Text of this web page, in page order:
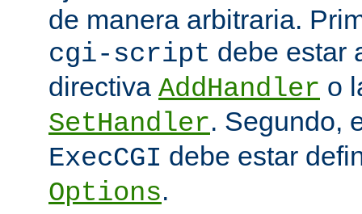
de manera arbitraria.
cgi-script debe estar
directiva AddHandler o
SetHandler. Segundo,
ExecCGI debe estar
Options.